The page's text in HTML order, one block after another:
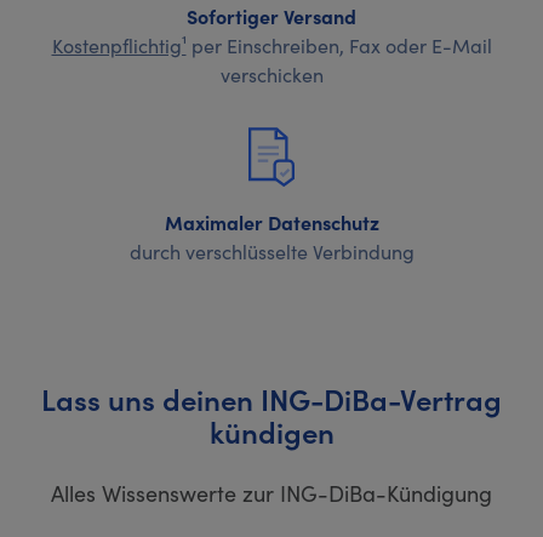
Sofortiger Versand
Kostenpflichtig¹ per Einschreiben, Fax oder E-Mail
verschicken
Maximaler Datenschutz
durch verschlüsselte Verbindung
Lass uns deinen ING-DiBa-Vertrag
kündigen
Alles Wissenswerte zur ING-DiBa-Kündigung